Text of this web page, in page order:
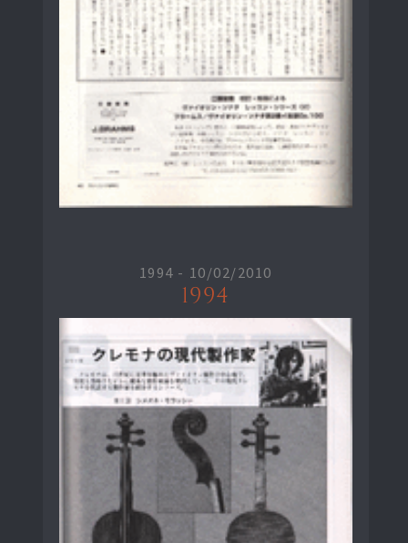
1994 - 10/02/2010
1994